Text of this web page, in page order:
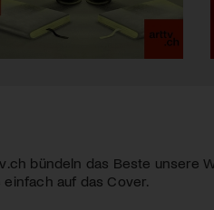
bündeln das Beste unsere
auf das Cover.